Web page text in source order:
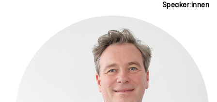
Speaker:innen